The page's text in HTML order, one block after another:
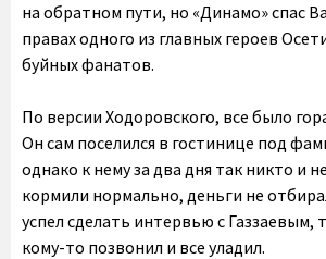
на обратном пути, но «Динамо» спас
правах одного из главных героев
буйных фанатов.
По версии Ходоровского, все было
Он сам поселился в гостинице под
однако к нему за два дня так никто и
кормили нормально, деньги не
успел сделать интервью с Газзаевым,
кому-то позвонил и все уладил.